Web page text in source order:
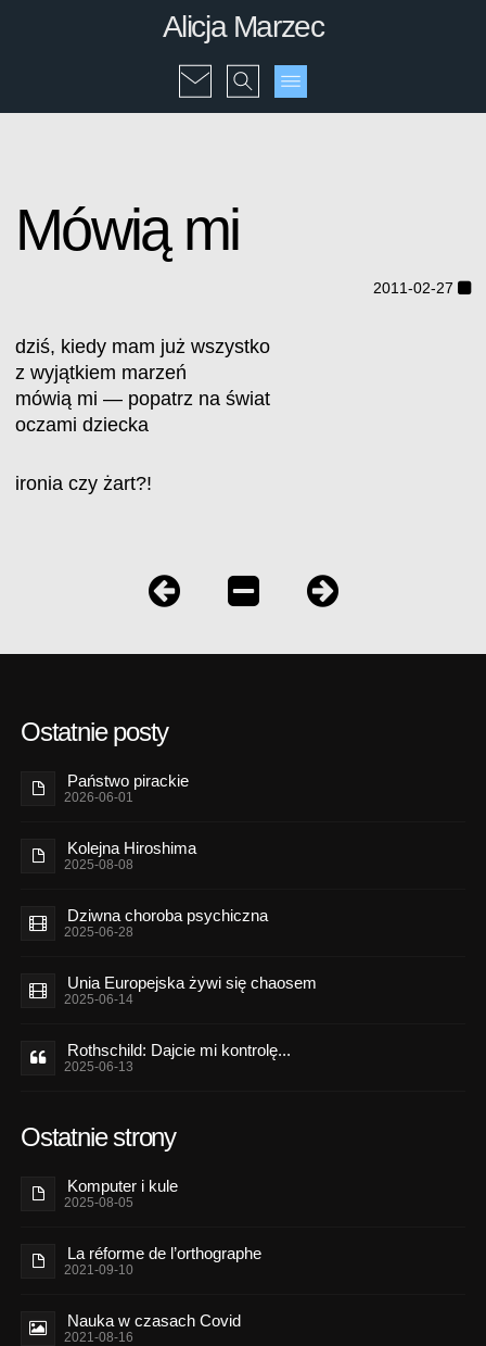
Alicja Marzec
Mówią mi
2011-02-27
dziś, kiedy mam już wszystko
z wyjątkiem marzeń
mówią mi — popatrz na świat
oczami dziecka
ironia czy żart?!
Ostatnie posty
Państwo pirackie
2026-06-01
Kolejna Hiroshima
2025-08-08
Dziwna choroba psychiczna
2025-06-28
Unia Europejska żywi się chaosem
2025-06-14
Rothschild: Dajcie mi kontrolę...
2025-06-13
Ostatnie strony
Komputer i kule
2025-08-05
La réforme de l’orthographe
2021-09-10
Nauka w czasach Covid
2021-08-16